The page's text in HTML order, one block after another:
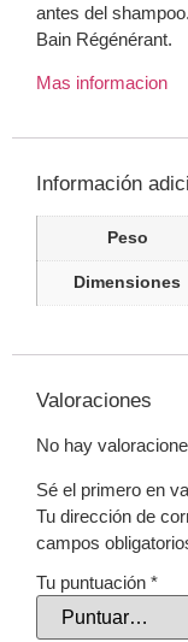
antes del
Bain Régénérant.
Mas informacion
Información
Peso
Dimensiones
Valoraciones
No hay
Sé el primero en
Tu dirección de
campos
Tu puntuación *